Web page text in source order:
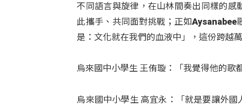
不同語言與旋律，在山林間奏出同樣的感
此攜手、共同面對挑戰；正如
是：文化就在我們的血液中」，這份跨越
烏來國中小學生 王侑璇：「我覺得他的歌
烏來國中小學生 高宜永：「就是要讓外